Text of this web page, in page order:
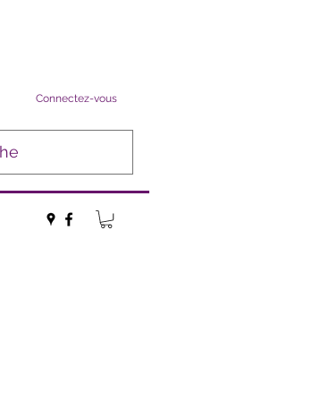
Connectez-vous